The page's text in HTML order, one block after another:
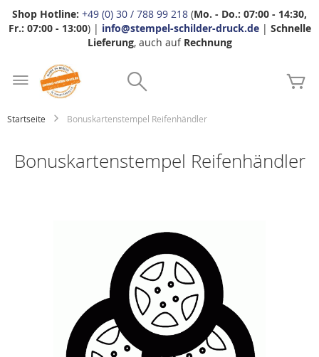
Shop Hotline: +49 (0) 30 / 788 99 218 (Mo. - Do.: 07:00 - 14:30,
Fr.: 07:00 - 13:00) | info@stempel-schilder-druck.de| Schnelle
Lieferung, auch auf Rechnung
Startseite Bonuskartenstempel Reifenhändler
Bonuskartenstempel Reifenhändler